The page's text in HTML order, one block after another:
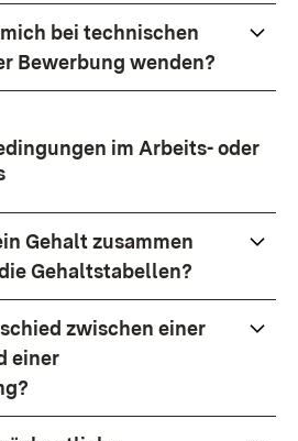
bei technischen
Bewerbung wenden?
im Arbeits- oder
Gehalt zusammen
Gehaltstabellen?
zwischen einer
einer